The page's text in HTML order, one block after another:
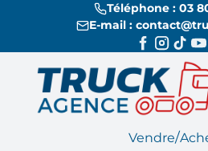
Téléphone : 03
E-mail :
Vendre/